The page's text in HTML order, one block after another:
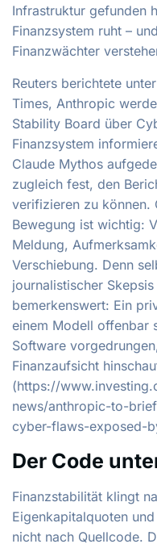
Infrastruktur gefunden
Finanzsystem ruht –
Finanzwächter
Reuters berichtete
Times, Anthropic
Stability Board über
Finanzsystem
Claude Mythos
zugleich fest, den
verifizieren zu können.
Bewegung ist wichtig:
Meldung,
Verschiebung. Denn
journalistischer
bemerkenswert: Ein
einem Modell offenbar
Software
Finanzaufsicht
(https://
news/anthropic-to-
cyber-flaws-exposed-
Der Code
Finanzstabilität klingt
Eigenkapitalquoten
nicht nach Quellcode.